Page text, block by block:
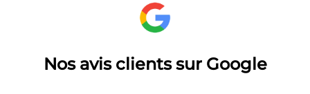
Nos avis clients sur Google